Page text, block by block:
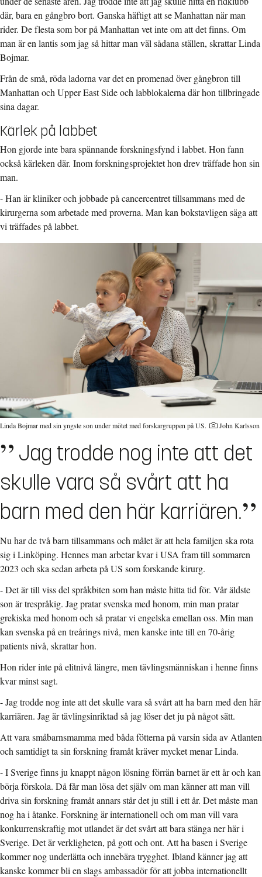
där, bara en gångbro bort. Ganska häftigt att se Manhattan när man
rider. De flesta som bor på Manhattan vet inte om att det finns. Om
man är en lantis som jag så hittar man väl sådana ställen, skrattar Linda
Bojmar.
Från de små, röda ladorna var det en promenad över gångbron till
Manhattan och Upper East Side och labblokalerna där hon tillbringade
sina dagar.
Kärlek på labbet
Hon gjorde inte bara spännande forskningsfynd i labbet. Hon fann
också kärleken där. Inom forskningsprojektet hon drev träffade hon sin
man.
- Han är kliniker och jobbade på cancercentret tillsammans med de
kirurgerna som arbetade med proverna. Man kan bokstavligen säga att
vi träffades på labbet.
Linda Bojmar med sin yngste son under mötet med forskargruppen på US. John Karlsson
Jag trodde nog inte att det
skulle vara så svårt att ha
barn med den här karriären.
Nu har de två barn tillsammans och målet är att hela familjen ska rota
sig i Linköping. Hennes man arbetar kvar i USA fram till sommaren
2023 och ska sedan arbeta på US som forskande kirurg.
- Det är till viss del språkbiten som han måste hitta tid för. Vår äldste
son är trespråkig. Jag pratar svenska med honom, min man pratar
grekiska med honom och så pratar vi engelska emellan oss. Min man
kan svenska på en treårings nivå, men kanske inte till en 70-årig
patients nivå, skrattar hon.
Hon rider inte på elitnivå längre, men tävlingsmänniskan i henne finns
kvar minst sagt.
- Jag trodde nog inte att det skulle vara så svårt att ha barn med den här
karriären. Jag är tävlingsinriktad så jag löser det ju på något sätt.
Att vara småbarnsmamma med båda fötterna på varsin sida av Atlanten
och samtidigt ta sin forskning framåt kräver mycket menar Linda.
- I Sverige finns ju knappt någon lösning förrän barnet är ett år och kan
börja förskola. Då får man lösa det själv om man känner att man vill
driva sin forskning framåt annars står det ju still i ett år. Det måste man
nog ha i åtanke. Forskning är internationell och om man vill vara
konkurrenskraftig mot utlandet är det svårt att bara stänga ner här i
Sverige. Det är verkligheten, på gott och ont. Att ha basen i Sverige
kommer nog underlätta och innebära trygghet. Ibland känner jag att
kanske kommer bli en slags ambassadör för att jobba internationellt